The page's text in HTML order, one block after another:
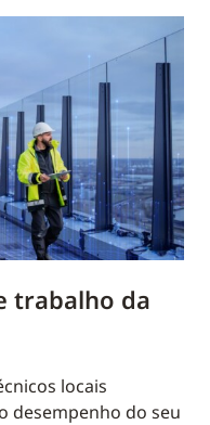
trabalho da
locais
desempenho do seu